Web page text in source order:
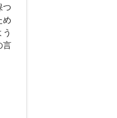
つ
め
言